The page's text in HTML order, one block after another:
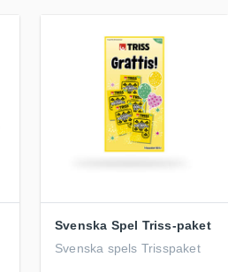
Svenska Spel Triss-paket
Svenska spels Trisspaket